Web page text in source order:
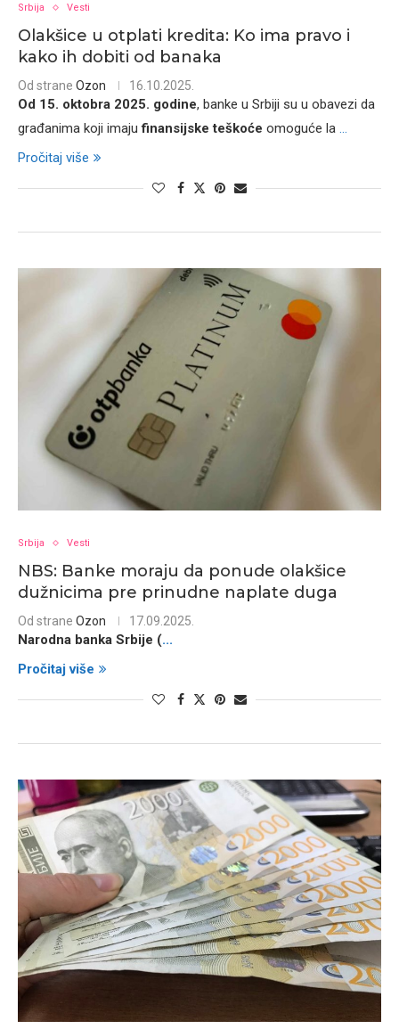
Srbija Vesti
Olakšice u otplati kredita: Ko ima pravo i
kako ih dobiti od banaka
Od strane Ozon 16.10.2025.
Od 15. oktobra 2025. godine, banke u Srbiji su u obavezi da
građanima koji imajufinansijske teškoće omoguće la ...
Pročitaj više
Srbija Vesti
NBS: Banke moraju da ponude olakšice
dužnicima pre prinudne naplate duga
Od strane Ozon 17.09.2025.
Narodna banka Srbije (...
Pročitaj više